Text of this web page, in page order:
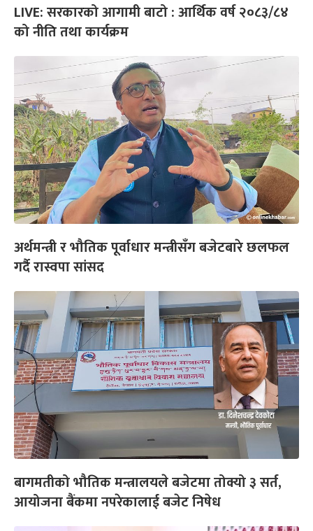
LIVE: सरकारको आगामी बाटो : आर्थिक वर्ष २०८३/८४
को नीति तथा कार्यक्रम
अर्थमन्त्री र भौतिक पूर्वाधार मन्त्रीसँग बजेटबारे छलफल
गर्दै रास्वपा सांसद
बागमतीको भौतिक मन्त्रालयले बजेटमा तोक्यो ३ सर्त,
आयोजना बैंकमा नपरेकालाई बजेट निषेध